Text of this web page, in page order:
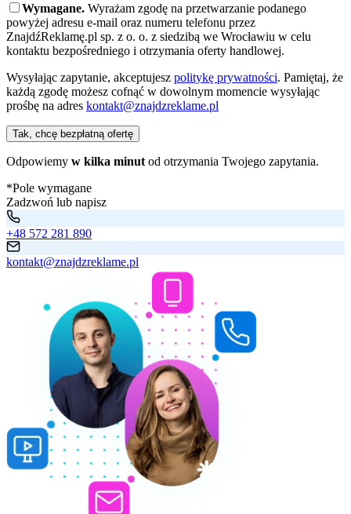
Wymagane. Wyrażam zgodę na przetwarzanie podanego
powyżej adresu e-mail oraz numeru telefonu przez
ZnajdźReklamę.pl sp. z o. o. z siedzibą we Wrocławiu w celu
kontaktu bezpośredniego i otrzymania oferty handlowej.
Wysyłając zapytanie, akceptujesz politykę prywatności. Pamiętaj, że
każdą zgodę możesz cofnąć w dowolnym momencie wysyłając
prośbę na adres kontakt@znajdzreklame.pl
Tak, chcę bezpłatną ofertę
Odpowiemy w kilka minut od otrzymania Twojego zapytania.
*Pole wymagane
Zadzwoń lub napisz
+48 572 281 890
kontakt@znajdzreklame.pl